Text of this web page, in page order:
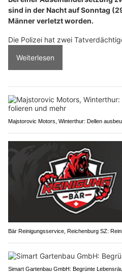
sind in der Nacht auf Sonntag
Männer verletzt worden.
Die Polizei hat zwei
Weiterlesen
Majstorovic Motors, Winterthur: Dellen
Bär Reinigungsservice, Reichenburg SZ:
Simart Gartenbau GmbH: Begrünte